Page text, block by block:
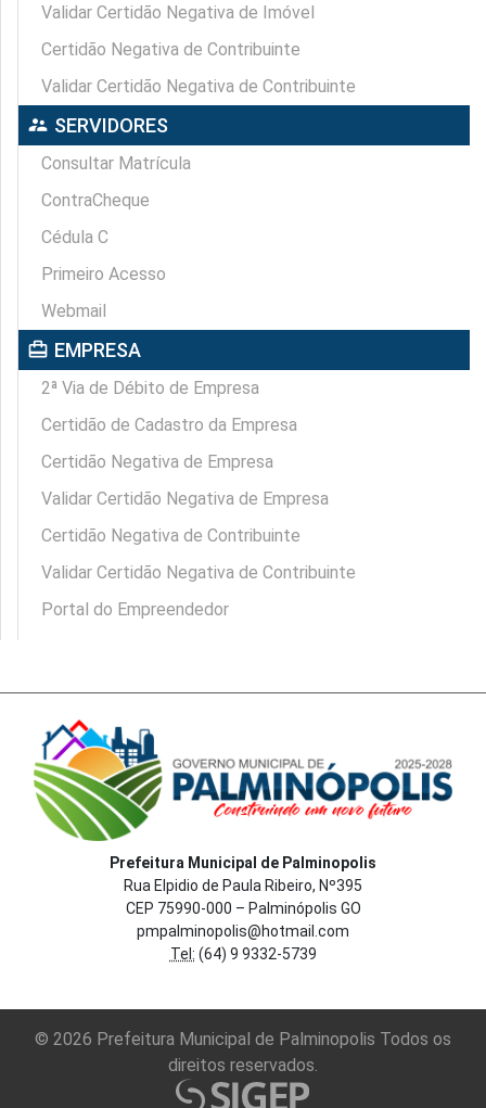
Validar Certidão Negativa de Imóvel
Certidão Negativa de Contribuinte
Validar Certidão Negativa de Contribuinte
supervisor_account SERVIDORES
Consultar Matrícula
ContraCheque
Cédula C
Primeiro Acesso
Webmail
card_travel EMPRESA
2ª Via de Débito de Empresa
Certidão de Cadastro da Empresa
Certidão Negativa de Empresa
Validar Certidão Negativa de Empresa
Certidão Negativa de Contribuinte
Validar Certidão Negativa de Contribuinte
Portal do Empreendedor
Prefeitura Municipal de Palminopolis
Rua Elpidio de Paula Ribeiro, Nº395
CEP 75990-000 – Palminópolis GO
pmpalminopolis@hotmail.com
Tel: (64) 9 9332-5739
© 2026 Prefeitura Municipal de Palminopolis Todos os
direitos reservados.